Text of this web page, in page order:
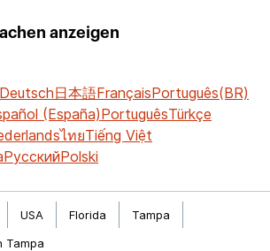
anzeigen
Deutsch日本語FrançaisPortuguês(BR)
(España)PortuguêsTürkçe
ไทยTiếng Việt
РусскийPolski
USA Florida
Tampa
Tampa